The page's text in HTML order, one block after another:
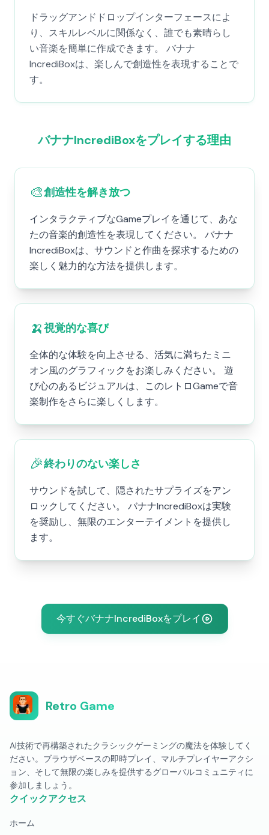
ドラッグアンドドロップインターフェースによ
り、スキルレベルに関係なく、誰でも素晴らし
い音楽を簡単に作成できます。 バナナ
IncrediBoxは、楽しんで創造性を表現することで
す。
バナナIncrediBoxをプレイする理由
🎨創造性を解き放つ
インタラクティブなGameプレイを通じて、あな
たの音楽的創造性を表現してください。 バナナ
IncrediBoxは、サウンドと作曲を探求するための
楽しく魅力的な方法を提供します。
🍌視覚的な喜び
全体的な体験を向上させる、活気に満ちたミニ
オン風のグラフィックをお楽しみください。 遊
び心のあるビジュアルは、このレトロGameで音
楽制作をさらに楽しくします。
🎉終わりのない楽しさ
サウンドを試して、隠されたサプライズをアン
ロックしてください。 バナナIncrediBoxは実験
を奨励し、無限のエンターテイメントを提供し
ます。
今すぐバナナIncrediBoxをプレイ
Retro Game
AI技術で再構築されたクラシックゲーミングの魔法を体験してく
ださい。ブラウザベースの即時プレイ、マルチプレイヤーアクシ
ョン、そして無限の楽しみを提供するグローバルコミュニティに
参加しましょう。
クイックアクセス
ホーム